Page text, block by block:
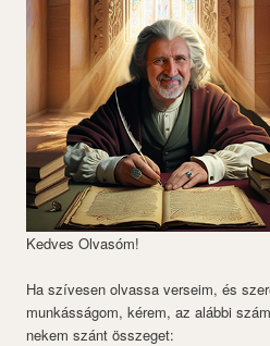
Kedves Olvasóm!
Ha szívesen olvassa verseim, és
munkásságom, kérem, az alábbi
nekem szánt összeget: